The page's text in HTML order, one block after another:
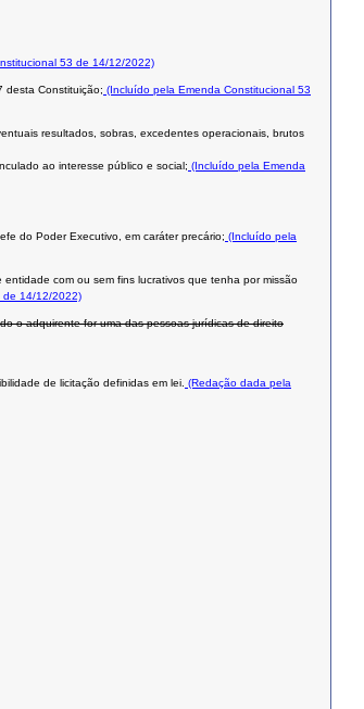
53 de 14/12/2022)
desta Constituição; (Incluído pela Emenda Constitucional 53
resultados, sobras, excedentes operacionais, brutos
ao interesse público e social; (Incluído pela Emenda
do Poder Executivo, em caráter precário; (Incluído pela
com ou sem fins lucrativos que tenha por missão
de 14/12/2022)
o adquirente for uma das pessoas jurídicas de direito
de licitação definidas em lei. (Redação dada pela